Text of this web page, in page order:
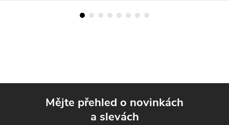
Mějte přehled o novinkách
a slevách